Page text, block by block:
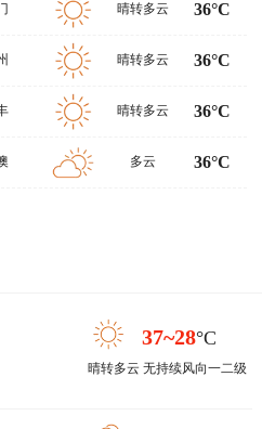
晴转多云 36°C
晴转多云 36°C
晴转多云 36°C
多云 36°C
37~28°C
晴转多云 无持续风向一二级